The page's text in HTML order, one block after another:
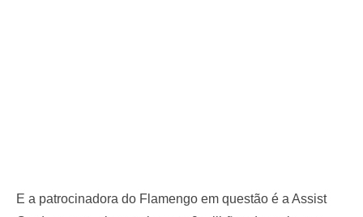
E a patrocinadora do Flamengo em questão é a Assist